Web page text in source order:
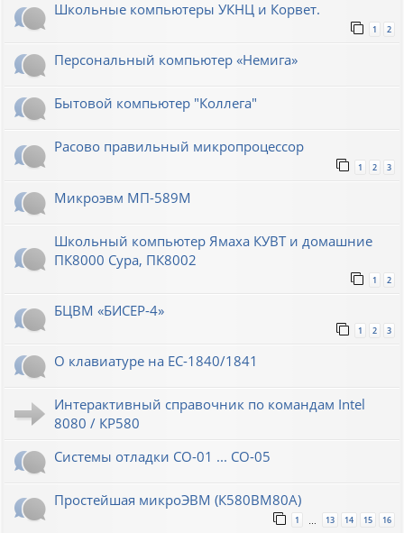
Школьные компьютеры УКНЦ и Корвет.
1 2
Персональный компьютер «Немига»
Бытовой компьютер "Коллега"
Расово правильный микропроцессор
1 2 3
Микроэвм МП-589М
Школьный компьютер Ямаха КУВТ и домашние
ПК8000 Сура, ПК8002
1 2
БЦВМ «БИСЕР-4»
1 2 3
О клавиатуре на ЕС-1840/1841
Интерактивный справочник по командам Intel
8080 / КР580
Системы отладки СО-01 ... СО-05
Простейшая микроЭВМ (К580ВМ80А)
1 13 14 15 16